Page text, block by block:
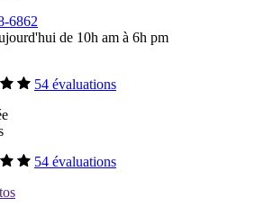
6862
de 10h am à 6h pm
54 évaluations
54 évaluations